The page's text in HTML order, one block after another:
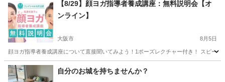
【8/29】顔ヨガ指導者養成講座：無料説明会【オ
ンライン】
大阪市 8月5日
顔ヨガ指導者養成講座について直接聞いてみよう！1ポーズレクチャー付き！ スピー
大阪 大阪市 リフトアップ フェイシャル
自分のお城を持ちませんか？